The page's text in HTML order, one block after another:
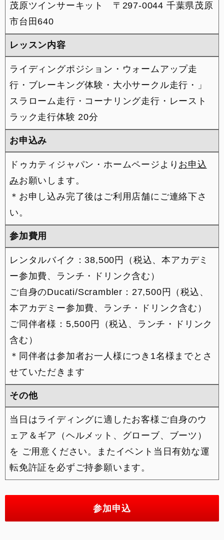
茂原ツインサーキット 〒297-0044 千葉県茂原
市台田640
レッスン内容
ライディングポジション・ウォームアップ走
行・ブレーキング体験・大小サークル走行・」
スラローム走行・コーナリング走行・レースト
ラック走行体験 20分
お申込み
ドゥカティジャパン・ホームページより お申込
みお願いします。
＊お申し込み完了後はご利用店舗にご連絡下さ
い。
参加費用
レンタルバイク：38,500円（税込、本アカデミ
ー参加費、ランチ・ドリンク含む）
ご自身のDucati/Scrambler：27,500円（税込、
本アカデミー参加費、ランチ・ドリンク含む）
ご同伴者様：5,500円（税込、ランチ・ドリンク
含む）
＊同伴者は参加者お一人様につき1名様までとさ
せていただきます
その他
当日はライディングに適したお客様ご自身のウ
ェア＆ギア（ヘルメット、グローブ、ブーツ）
を ご用意ください。またイベント当日有効な運
転免許証を必ずご持参願います。
参加申込